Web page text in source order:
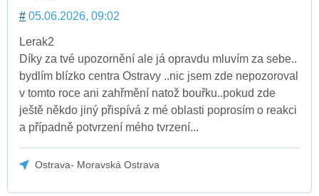
# 05.06.2026, 09:02
Lerak2
Díky za tvé upozornění ale já opravdu mluvím za sebe..
bydlím blízko centra Ostravy ..nic jsem zde nepozoroval
v tomto roce ani zahřmění natož bouřku..pokud zde
ještě někdo jiný přispívá z mé oblasti poprosím o reakci
a případně potvrzení mého tvrzení...
Ostrava- Moravská Ostrava